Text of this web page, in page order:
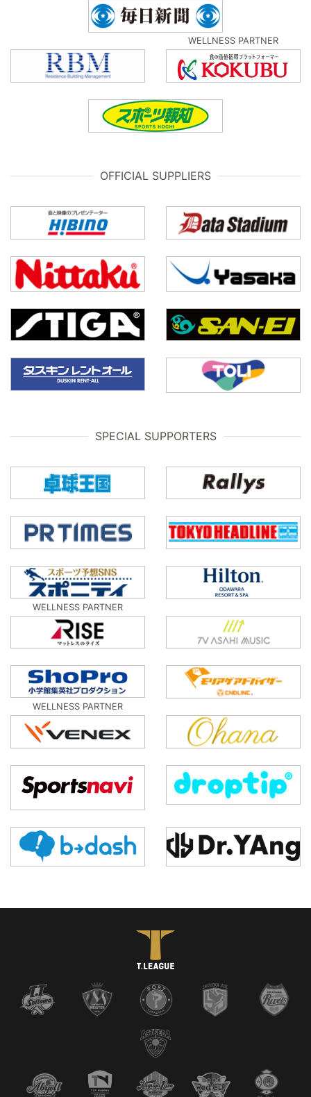
WELLNESS PARTNER
OFFICIAL SUPPLIERS
SPECIAL SUPPORTERS
WELLNESS PARTNER
WELLNESS PARTNER